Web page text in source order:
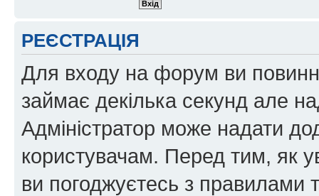
РЕЄСТРАЦІЯ
Для входу на форум ви
займає декілька секунд але
Адміністратор може надати
користувачам. Перед тим, як
ви погоджуєтесь з правилами